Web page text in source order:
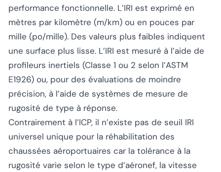
performance fonctionnelle. L’IRI est exprimé en
mètres par kilomètre (m/km) ou en pouces par
mille (po/mille). Des valeurs plus faibles indiquent
une surface plus lisse. L’IRI est mesuré à l’aide de
profileurs inertiels (Classe 1 ou 2 selon l’ASTM
E1926) ou, pour des évaluations de moindre
précision, à l’aide de systèmes de mesure de
rugosité de type à réponse.
Contrairement à l’ICP, il n’existe pas de seuil IRI
universel unique pour la réhabilitation des
chaussées aéroportuaires car la tolérance à la
rugosité varie selon le type d’aéronef, la vitesse